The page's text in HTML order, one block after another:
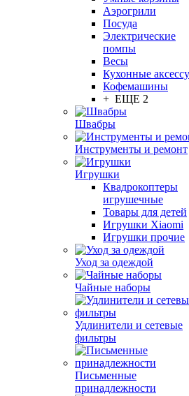
Аэрогрили
Посуда
Электрические
помпы
Весы
Кухонные
Кофемашины
+ ЕЩЕ 2
Швабры
Инструменты и ремонт
Игрушки
Квадрокоптеры
игрушечные
Товары для детей
Игрушки Xiaomi
Игрушки прочие
Уход за одеждой
Чайные наборы
Удлинители и сетевые
фильтры
Письменные
принадлежности